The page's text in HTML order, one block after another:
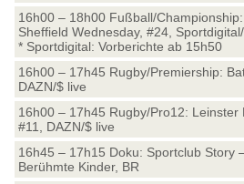
16h00 – 18h00 Fußball/
Sheffield Wednesday, #24,
* Sportdigital: Vorberichte ab 15h50
16h00 – 17h45 Rugby/Premiership:
DAZN/$ live
16h00 – 17h45 Rugby/Pro12: Leinster
#11, DAZN/$ live
16h45 – 17h15 Doku: Sportclub Story
Berühmte Kinder, BR